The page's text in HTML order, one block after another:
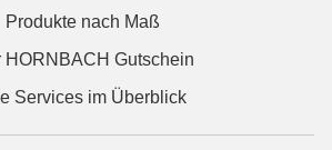
Produkte nach Maß
HORNBACH Gutschein
Services im Überblick